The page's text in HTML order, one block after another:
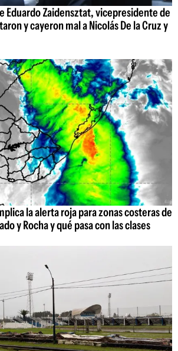
Eduardo Zaidensztat, vicepresidente de
y cayeron mal a Nicolás De la Cruz y
la alerta roja para zonas costeras de
y Rocha y qué pasa con las clases